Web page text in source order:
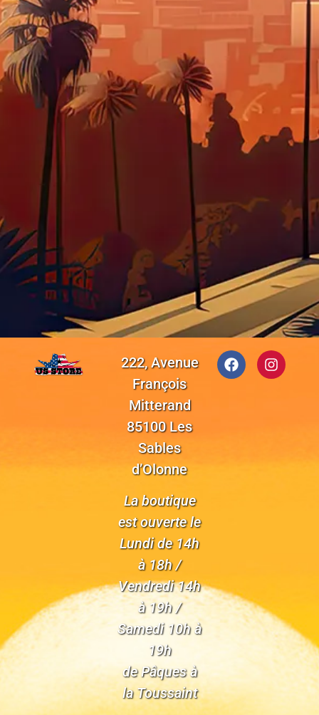
222, Avenue
François
Mitterand
85100 Les
Sables
d’Olonne
La boutique
est ouverte le
Lundi de 14h
à 18h /
Vendredi 14h
à 19h /
Samedi 10h à
19h
de Pâques à
la Toussaint